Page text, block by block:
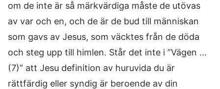
om de inte är så märkvärdiga måste de utövas
av var och en, och de är de bud till människan
som gavs av Jesus, som väcktes från de döda
och steg upp till himlen. Står det inte i ”Vägen …
(7)” att Jesu definition av huruvida du är
rättfärdig eller syndig är beroende av din